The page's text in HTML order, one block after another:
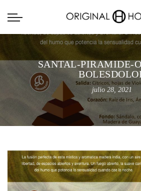
SANTAL-PIRAMIDE-
julio 28, 2021